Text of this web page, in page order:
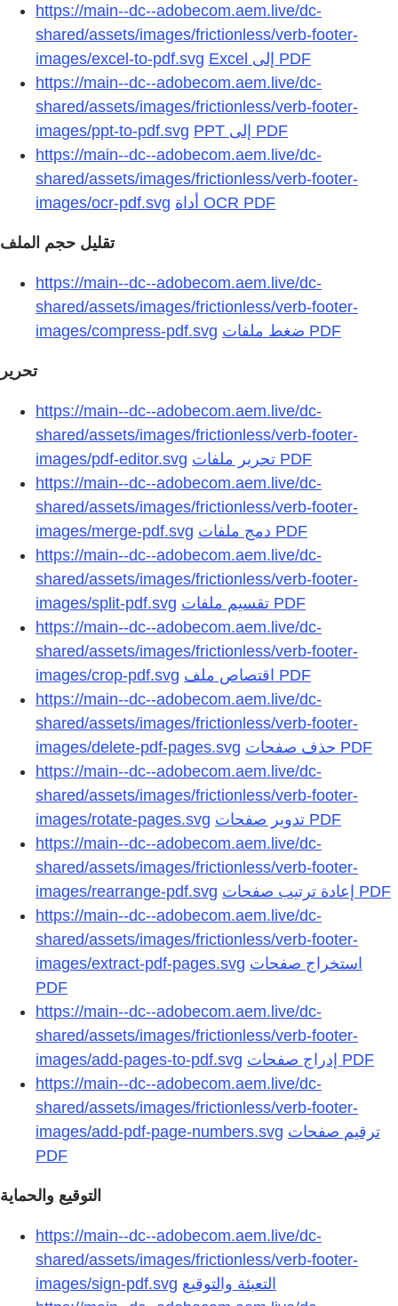
https://main--dc--adobecom.aem.live/dc-
shared/assets/images/frictionless/verb-footer-
images/excel-to-pdf.svg
https://main--dc--adobecom.aem.live/dc-
shared/assets/images/frictionless/verb-footer-
images/ppt-to-pdf.svg
https://main--dc--adobecom.aem.live/dc-
shared/assets/images/frictionless/verb-footer-
images/ocr-pdf.svg
تقليل حجم الملف
https://main--dc--adobecom.aem.live/dc-
shared/assets/images/frictionless/verb-footer-
images/compress-pdf.svg
تحرير
https://main--dc--adobecom.aem.live/dc-
shared/assets/images/frictionless/verb-footer-
images/pdf-editor.svg
https://main--dc--adobecom.aem.live/dc-
shared/assets/images/frictionless/verb-footer-
images/merge-pdf.svg
https://main--dc--adobecom.aem.live/dc-
shared/assets/images/frictionless/verb-footer-
images/split-pdf.svg
https://main--dc--adobecom.aem.live/dc-
shared/assets/images/frictionless/verb-footer-
images/crop-pdf.svg
https://main--dc--adobecom.aem.live/dc-
shared/assets/images/frictionless/verb-footer-
images/delete-pdf-pages.svg
https://main--dc--adobecom.aem.live/dc-
shared/assets/images/frictionless/verb-footer-
images/rotate-pages.svg
https://main--dc--adobecom.aem.live/dc-
shared/assets/images/frictionless/verb-footer-
images/rearrange-pdf.svg
https://main--dc--adobecom.aem.live/dc-
shared/assets/images/frictionless/verb-footer-
images/extract-pdf-pages.svg استخراج صفحات
https://main--dc--adobecom.aem.live/dc-
shared/assets/images/frictionless/verb-footer-
images/add-pages-to-pdf.svg
https://main--dc--adobecom.aem.live/dc-
shared/assets/images/frictionless/verb-footer-
images/add-pdf-page-numbers.svg ترقيم صفحات
التوقيع والحماية
https://main--dc--adobecom.aem.live/dc-
shared/assets/images/frictionless/verb-footer-
images/sign-pdf.svg التعبئة والتوقيع